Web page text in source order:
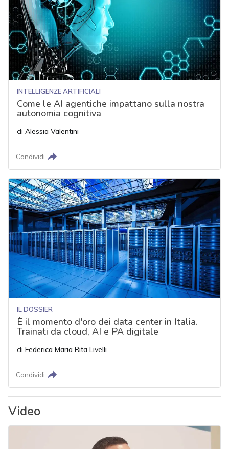
INTELLIGENZE ARTIFICIALI
Come le AI agentiche impattano sulla nostra
autonomia cognitiva
di Alessia Valentini
Condividi
IL DOSSIER
È il momento d'oro dei data center in Italia.
Trainati da cloud, AI e PA digitale
di Federica Maria Rita Livelli
Condividi
Video